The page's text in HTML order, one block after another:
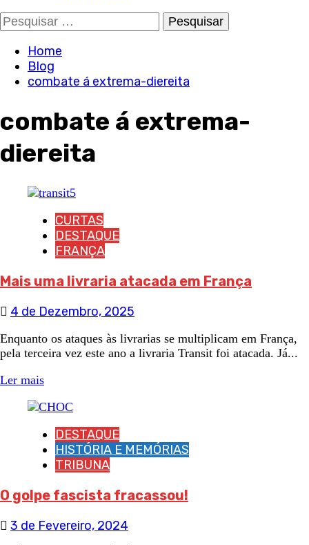
Pesquisar
por:
Home
Blog
combate á extrema-diereita
combate á extrema-
diereita
CURTAS
DESTAQUE
FRANÇA
Mais uma livraria atacada em França
4 de Dezembro, 2025
Enquanto os ataques às livrarias se multiplicam em França,
pela terceira vez este ano a livraria Transit foi atacada. Já...
Ler mais
DESTAQUE
HISTÓRIA E MEMÓRIAS
TRIBUNA
O golpe fascista fracassou!
3 de Fevereiro, 2024